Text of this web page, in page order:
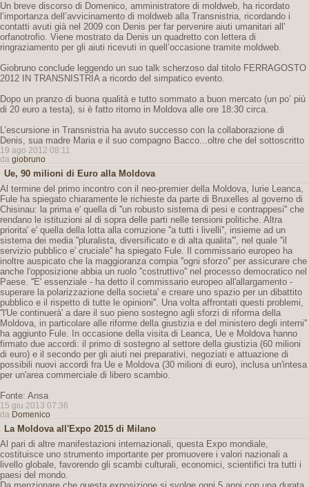
Un breve discorso di Domenico, amministratore di moldweb, ha ricordato
l’importanza dell’avvicinamento di moldweb alla Transnistria, ricordando i
contatti avuti già nel 2009 con Denis per far pervenire aiuti umanitari all'
orfanotrofio. Viene mostrato da Denis un quadretto con lettera di
ringraziamento per gli aiuti ricevuti in quell’occasione tramite moldweb.
Giobruno conclude leggendo un suo talk scherzoso dal titolo FERRAGOSTO
2012 IN TRANSNISTRIA a ricordo del simpatico evento.
Dopo un pranzo di buona qualità e tutto sommato a buon mercato (un po’ più
di 20 euro a testa), si è fatto ritorno in Moldova alle ore 18:30 circa.
L’escursione in Transnistria ha avuto successo con la collaborazione di
Denis, sua madre Maria e il suo compagno Bacco...oltre che del sottoscritto
19 ago 2012 08:11
da giobruno
Ue, 90 milioni di Euro alla Moldova
Al termine del primo incontro con il neo-premier della Moldova, Iurie Leanca,
Fule ha spiegato chiaramente le richieste da parte di Bruxelles al governo di
Chisinau: la prima e' quella di ''un robusto sistema di pesi e contrappesi'' che
rendano le istituzioni al di sopra delle parti nelle tensioni politiche. Altra
priorita' e' quella della lotta alla corruzione ''a tutti i livelli'', insieme ad un
sistema dei media ''pluralista, diversificato e di alta qualita''', nel quale ''il
servizio pubblico e' cruciale'' ha spiegato Fule. Il commissario europeo ha
inoltre auspicato che la maggioranza compia ''ogni sforzo'' per assicurare che
anche l'opposizione abbia un ruolo ''costruttivo'' nel processo democratico nel
Paese. ''E' essenziale - ha detto il commissario europeo all'allargamento -
superare la polarizzazione della societa' e creare uno spazio per un dibattito
pubblico e il rispetto di tutte le opinioni''. Una volta affrontati questi problemi,
''l'Ue continuerà' a dare il suo pieno sostegno agli sforzi di riforma della
Moldova, in particolare alle riforme della giustizia e del ministero degli interni''
ha aggiunto Fule. In occasione della visita di Leanca, Ue e Moldova hanno
firmato due accordi: il primo di sostegno al settore della giustizia (60 milioni
di euro) e il secondo per gli aiuti nei preparativi, negoziati e attuazione di
possibili nuovi accordi fra Ue e Moldova (30 milioni di euro), inclusa un'intesa
per un'area commerciale di libero scambio.
Fonte: Ansa
15 giu 2013 07:36
da Domenico
La Moldova all'Expo 2015 di Milano
Al pari di altre manifestazioni internazionali, questa Expo mondiale,
costituisce uno strumento importante per promuovere i valori nazionali a
livello globale, favorendo gli scambi culturali, economici, scientifici tra tutti i
paesi del mondo.